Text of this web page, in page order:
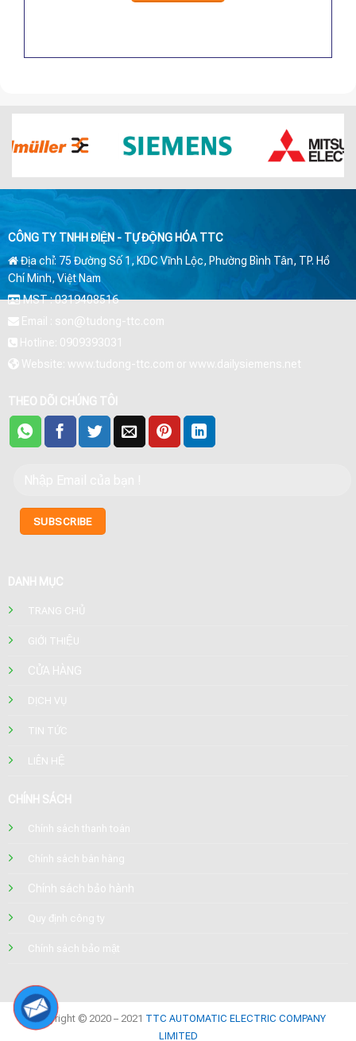
CÔNG TY TNHH ĐIỆN - TỰ ĐỘNG HÓA TTC
Địa chỉ: 75 Đường Số 1, KDC Vĩnh Lộc, Phường Bình Tân, TP. Hồ
Chí Minh, Việt Nam
MST : 0319408516
Email : son@tudong-ttc.com
Hotline: 0909393031
Website: www.tudong-ttc.com or www.dailysiemens.net
THEO DÕI CHÚNG TÔI
DANH MỤC
TRANG CHỦ
GIỚI THIỆU
CỬA HÀNG
DỊCH VỤ
TIN TỨC
LIÊN HỆ
CHÍNH SÁCH
Chính sách thanh toán
Chính sách bán hàng
Chính sách bảo hành
Quy định công ty
Chính sách bảo mật
Copyright © 2020 – 2021 TTC AUTOMATIC ELECTRIC COMPANY
LIMITED